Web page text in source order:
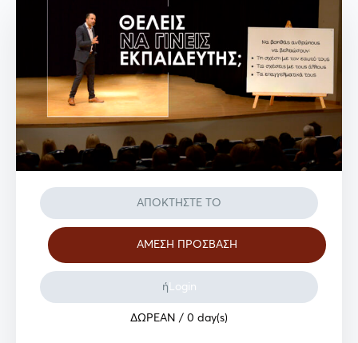
ΑΠΟΚΤΗΣΤΕ ΤΟ
ή Login
ΔΩΡΕΑΝ / 0 day(s)